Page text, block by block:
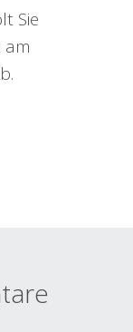
Sie
am